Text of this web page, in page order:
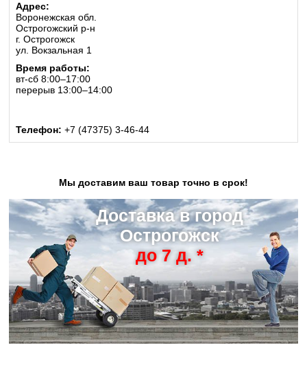
Адрес:
Воронежская обл.
Острогожский р-н
г. Острогожск
ул. Вокзальная 1
Время работы:
вт-сб 8:00–17:00
перерыв 13:00–14:00
Телефон: +7 (47375) 3-46-44
Мы доставим ваш товар точно в срок!
Доставка в город
Острогожск
до 7 д. *